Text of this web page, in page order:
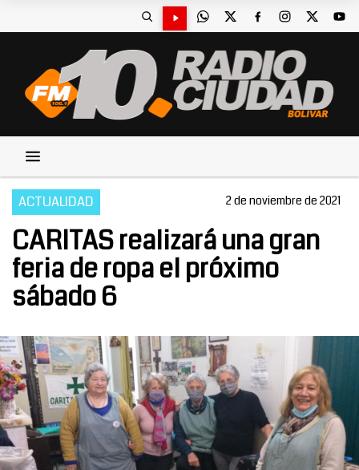
ACTUALIDAD 2 de noviembre de 2021
CARITAS realizará una gran
feria de ropa el próximo
sábado 6